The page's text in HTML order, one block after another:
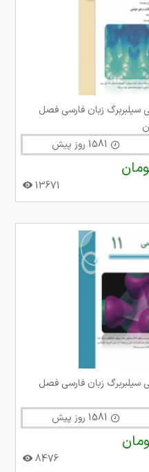
سیلبربرگ زبان فارسی فصل
13671
سیلبربرگ زبان فارسی فصل
8476